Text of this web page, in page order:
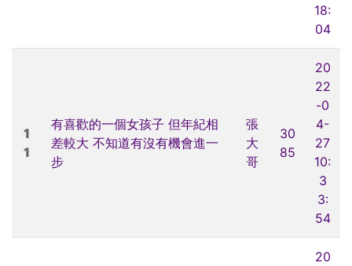
18:
04
1
1
有喜歡的一個女孩子 但年紀相
差較大 不知道有沒有機會進一
步
張
大
哥
30
85
20
22
-0
4-
27
10:
3
3:
54
20